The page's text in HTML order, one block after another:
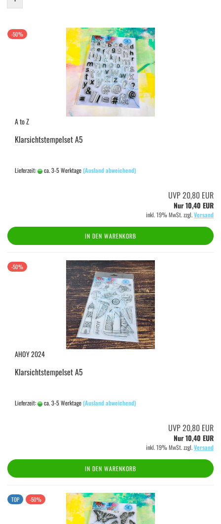
-50%
A to Z
Klarsichtstempelset A5
Lieferzeit: ca. 3-5 Werktage(Ausland abweichend)
UVP 20,80 EUR
Nur 10,40 EUR
inkl. 19% MwSt. zzgl.Versand
IN DEN WARENKORB
-50%
AHOY 2024
Klarsichtstempelset A5
Lieferzeit: ca. 3-5 Werktage(Ausland abweichend)
UVP 20,80 EUR
Nur 10,40 EUR
inkl. 19% MwSt. zzgl.Versand
IN DEN WARENKORB
TOP -50%